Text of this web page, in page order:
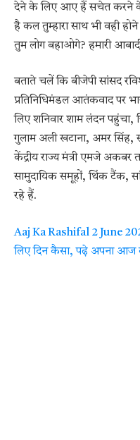
देने के लिए आए हैं सचेत करने के
है कल तुम्हारा साथ भी वही
तुम लोग बहाओगे? हमारी
बताते चलें कि बीजेपी सांसद
प्रतिनिधिमंडल आतंकवाद पर
लिए शनिवार शाम लंदन पहुंचा,
गुलाम अली खटाना, अमर सिंह,
केंद्रीय राज्य मंत्री एमजे
सामुदायिक समूहों, थिंक टैंक,
रहे हैं.
Aaj Ka Rashifal 2 June
लिए दिन कैसा, पढ़े अपना आज